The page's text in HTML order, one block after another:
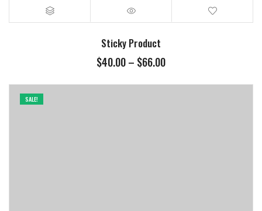
Sticky Product
$40.00– $66.00
SALE!